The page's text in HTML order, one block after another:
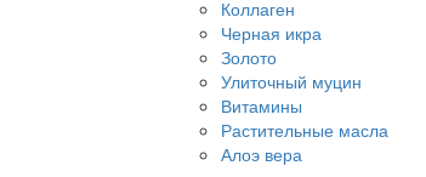
Коллаген
Черная икра
Золото
Улиточный муцин
Витамины
Растительные масла
Алоэ вера